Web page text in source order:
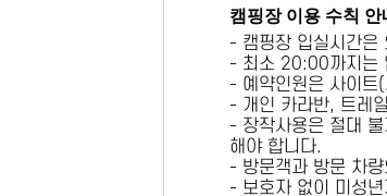
캠핑장 이용 수칙 안
- 캠핑장 입실시간은
- 최소 20:00까지는
- 예약인원은 사이트
- 개인 카라반, 트레
- 장작사용은 절대
해야 합니다.
- 방문객과 방문 차
- 보호자 없이 미성년